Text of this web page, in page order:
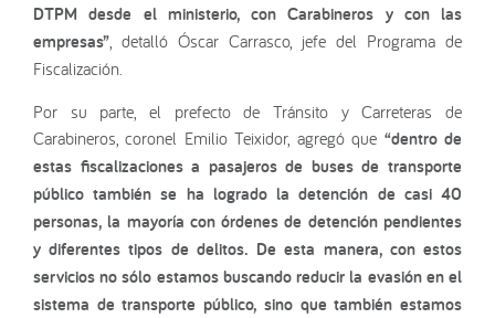
DTPM desde el ministerio, con Carabineros y con las
empresas” , detalló Óscar Carrasco, jefe del Programa de
Fiscalización.
Por su parte, el prefecto de Tránsito y Carreteras de
Carabineros, coronel Emilio Teixidor, agregó que “dentro de
estas fiscalizaciones a pasajeros de buses de transporte
público también se ha logrado la detención de casi 40
personas, la mayoría con órdenes de detención pendientes
y diferentes tipos de delitos. De esta manera, con estos
servicios no sólo estamos buscando reducir la evasión en el
sistema de transporte público, sino que también estamos